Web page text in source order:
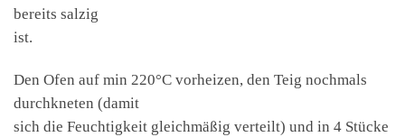
bereits salzig
ist.
Den Ofen auf min 220°C vorheizen, den Teig nochmals
durchkneten (damit
sich die Feuchtigkeit gleichmäßig verteilt) und in 4 Stücke